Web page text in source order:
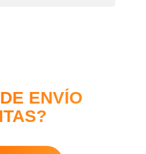
ENVÍO